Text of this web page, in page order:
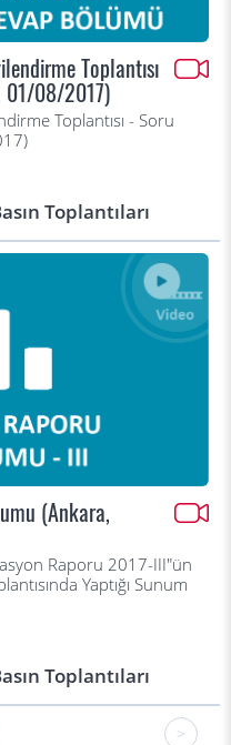
Toplantısı
01/08/2017)
Toplantısı - Soru
Toplantıları
(Ankara,
Raporu 2017-III"ün
Yaptığı Sunum
Toplantıları
>